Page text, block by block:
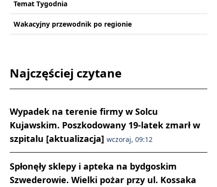
Temat Tygodnia
Wakacyjny przewodnik po regionie
Najczęściej czytane
Wypadek na terenie firmy w Solcu
Kujawskim. Poszkodowany 19-latek zmarł w
szpitalu [aktualizacja] wczoraj, 09:12
Spłonęły sklepy i apteka na bydgoskim
Szwederowie. Wielki pożar przy ul. Kossaka